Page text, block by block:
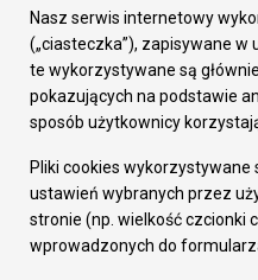
Załatw sprawę
Prezydent Miasta
Rada Miasta
Wydziały
Elektroniczna Skrzynka
Gospodarka
Fundusze europejskie
Środki krajowe
Oferty inwestycyjne
Nasz serwis internetowy
(„ciasteczka”), zapisywane w
te wykorzystywane są
pokazujących na podstawie
sposób użytkownicy
Pliki cookies
ustawień wybranych przez
stronie (np. wielkość czcionki
wprowadzonych do